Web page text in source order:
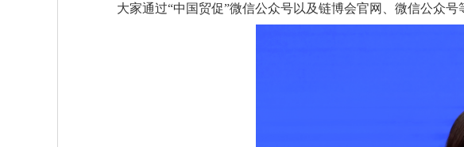
大家通过“中国贸促”微信公众号以及链博会官网、微信公众